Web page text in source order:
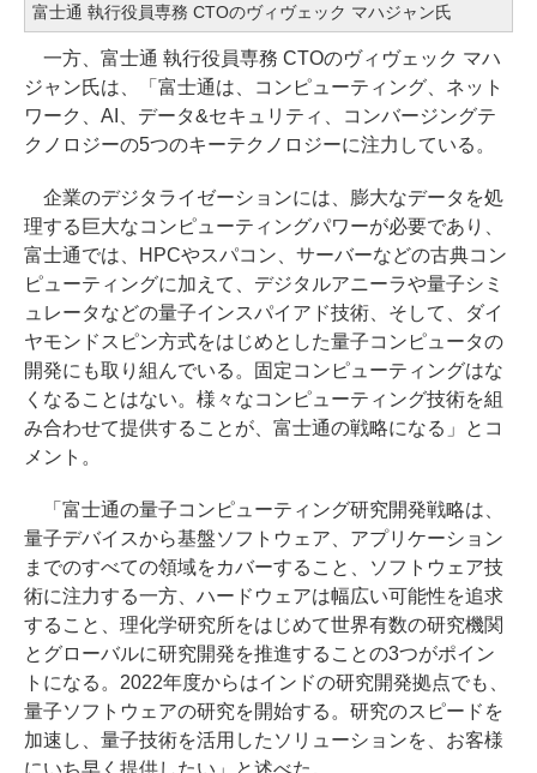
富士通 執行役員専務 CTOのヴィヴェック マハジャン氏
一方、富士通 執行役員専務 CTOのヴィヴェック マハ
ジャン氏は、「富士通は、コンピューティング、ネット
ワーク、AI、データ&セキュリティ、コンバージングテ
クノロジーの5つのキーテクノロジーに注力している。
企業のデジタライゼーションには、膨大なデータを処
理する巨大なコンピューティングパワーが必要であり、
富士通では、HPCやスパコン、サーバーなどの古典コン
ピューティングに加えて、デジタルアニーラや量子シミ
ュレータなどの量子インスパイアド技術、そして、ダイ
ヤモンドスピン方式をはじめとした量子コンピュータの
開発にも取り組んでいる。固定コンピューティングはな
くなることはない。様々なコンピューティング技術を組
み合わせて提供することが、富士通の戦略になる」とコ
メント。
「富士通の量子コンピューティング研究開発戦略は、
量子デバイスから基盤ソフトウェア、アプリケーション
までのすべての領域をカバーすること、ソフトウェア技
術に注力する一方、ハードウェアは幅広い可能性を追求
すること、理化学研究所をはじめて世界有数の研究機関
とグローバルに研究開発を推進することの3つがポイン
トになる。2022年度からはインドの研究開発拠点でも、
量子ソフトウェアの研究を開始する。研究のスピードを
加速し、量子技術を活用したソリューションを、お客様
にいち早く提供したい」と述べた。